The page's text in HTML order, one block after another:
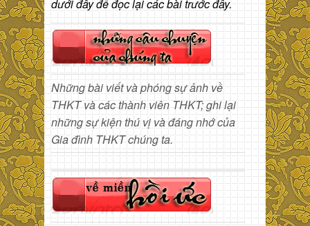
dưới đây để đọc lại các bài trước đây.
Những bài viết và phóng sự ảnh về
THKT và các thành viên THKT; ghi lại
những sự kiện thú vị và đáng nhớ của
Gia đình THKT chúng ta.